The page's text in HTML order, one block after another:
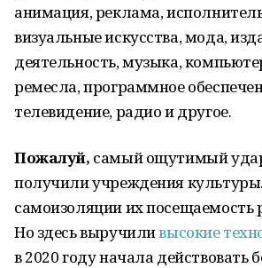
анимация, реклама,
визуальные искусства, мода,
деятельность, музыка,
ремесла, программное
телевидение, радио и другое.
Пожалуй, самый ощутимый
получили учреждения
самоизоляции их посещаемость
Но здесь выручиливысокие
в 2020 году начала действовать